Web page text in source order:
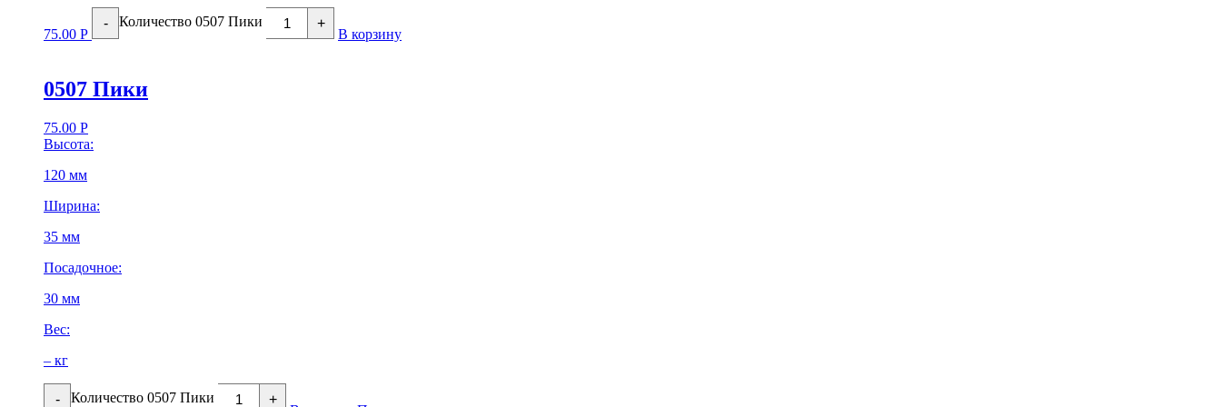
75.00 Р
- Количество 0507 Пики +
В корзину
0507 Пики
75.00 Р
Высота:
120 мм
Ширина:
35 мм
Посадочное:
30 мм
Вес:
– кг
- Количество 0507 Пики +